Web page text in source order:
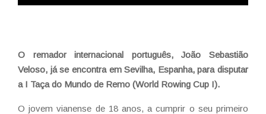
O remador internacional português, João Sebastião
Veloso, já se encontra em Sevilha, Espanha, para disputar
a I Taça do Mundo de Remo (World Rowing Cup I).
O jovem vianense de 18 anos, a cumprir o seu primeiro